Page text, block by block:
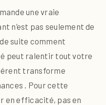
une vraie
n’est pas seulement de
suite comment
peut ralentir tout votre
transforme
. Pour cette
en efficacité, pas en